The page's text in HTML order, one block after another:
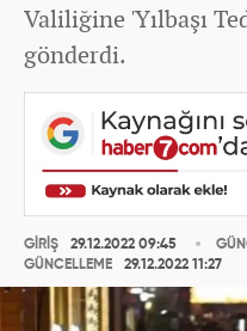
Valiliğine 'Yılbaşı
gönderdi.
GİRİŞ
29.12.2022 09:45
GÜNCELLEME
29.12.2022 11:27